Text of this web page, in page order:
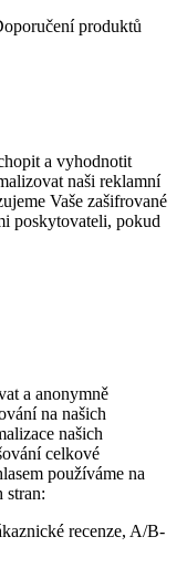
produktů
a vyhodnotit
naši reklamní
Vaše zašifrované
poskytovateli, pokud
a anonymně
na našich
našich
celkové
používáme na
stran:
recenze, A/B-